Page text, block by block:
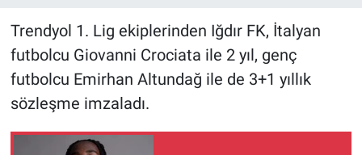
Trendyol 1. Lig ekiplerinden Iğdır FK, İtalyan
futbolcu Giovanni Crociata ile 2 yıl, genç
futbolcu Emirhan Altundağ ile de 3+1 yıllık
sözleşme imzaladı.